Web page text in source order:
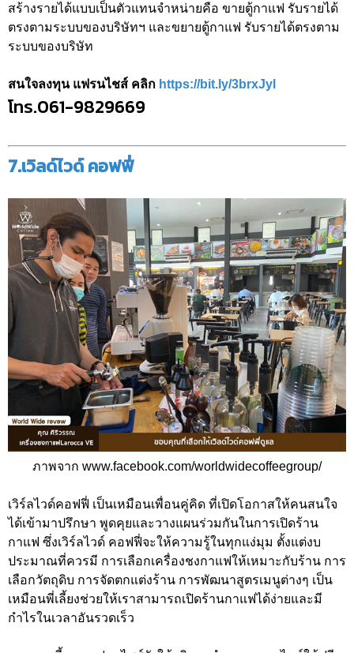
สร้างรายได้แบบเป็นตัวแทนจำหน่ายคือ ขายตู้กาแฟ รับรายได้
ตรงตามระบบของบริษัทฯ และขยายตู้กาแฟ รับรายได้ตรงตาม
ระบบของบริษัท
สนใจลงทุน แฟรนไชส์ คลิก https://bit.ly/3brxJyl
โทร.061-9829669
7.เวิลด์ไวด์ คอฟฟี่
ภาพจาก www.facebook.com/worldwidecoffeegroup/
เวิร์ลไวด์คอฟฟี่ เป็นเหมือนเพื่อนคู่คิด ที่เปิดโอกาสให้คนสนใจ
ได้เข้ามาปรึกษา พูดคุยและวางแผนร่วมกันในการเปิดร้าน
กาแฟ ซึ่งเวิร์ลไวด์ คอฟฟี่จะให้ความรู้ในทุกแง่มุม ตั้งแต่งบ
ประมาณที่ควรมี การเลือกเครื่องชงกาแฟให้เหมาะกับร้าน การ
เลือกวัตถุดิบ การจัดตกแต่งร้าน การพัฒนาสูตรเมนูต่างๆ เป็น
เหมือนพี่เลี้ยงช่วยให้เราสามารถเปิดร้านกาแฟได้ง่ายและมี
กำไรในเวลาอันรวดเร็ว